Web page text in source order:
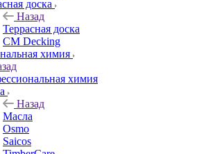
доска
Назад
Террасная доска
CM Decking
химия
химия
Назад
Масла
Osmo
Saicos